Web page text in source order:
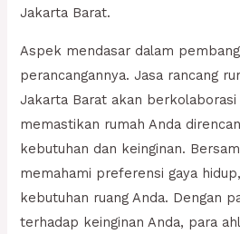
Jakarta Barat.
Aspek mendasar dalam
perancangannya. Jasa rancang
Jakarta Barat akan berkolaborasi
memastikan rumah Anda
kebutuhan dan keinginan.
memahami preferensi gaya
kebutuhan ruang Anda. Dengan
terhadap keinginan Anda, para